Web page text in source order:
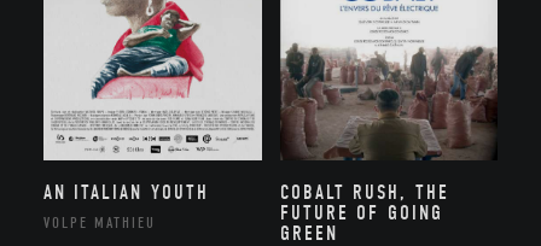
AN ITALIAN YOUTH
VOLPE MATHIEU
COBALT RUSH, THE
FUTURE OF GOING
GREEN